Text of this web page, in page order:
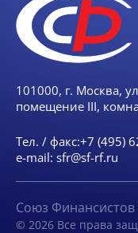
101000, г. Москва,
помещение III,
Тел. / факс:+7 (495)
e-mail: sfr@sf-rf.ru
Союз Финансистов
© 2026 Все права